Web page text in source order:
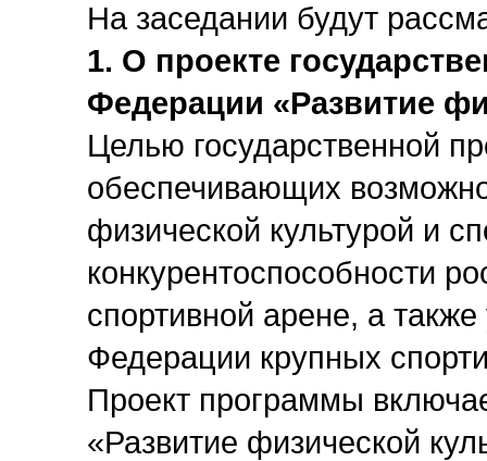
На заседании будут
1. О проекте
Федерации «Развитие
Целью государственной
обеспечивающих
физической культурой и
конкурентоспособности
спортивной арене, а
Федерации крупных
Проект программы
«Развитие физической